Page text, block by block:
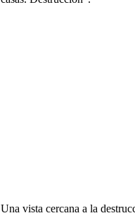
Una vista cercana a la